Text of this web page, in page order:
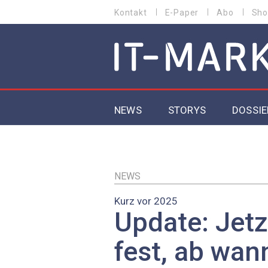
zum
MENU
Kontakt E-Paper Abo
MAIN NAVIGATION
NEWS STORYS
EU-
NEWS
Kurz vor 2025
Update:
fest, ab